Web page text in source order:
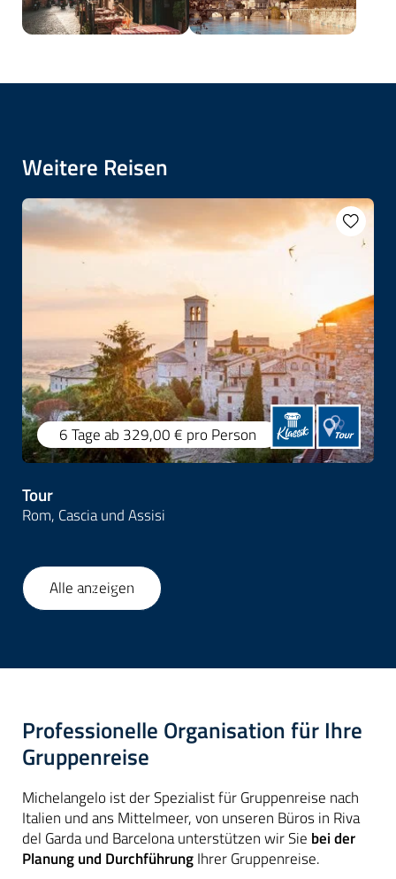
Weitere Reisen
6 Tageab 329,00 € pro Person
Tour
Rom, Cascia und Assisi
1 41
Alle anzeigen
Professionelle Organisation für Ihre
Gruppenreise
Michelangelo ist der Spezialist für Gruppenreise nach
Italien und ans Mittelmeer, von unseren Büros in Riva
del Garda und Barcelona unterstützen wir Sie bei der
Planung und DurchführungIhrer Gruppenreise.